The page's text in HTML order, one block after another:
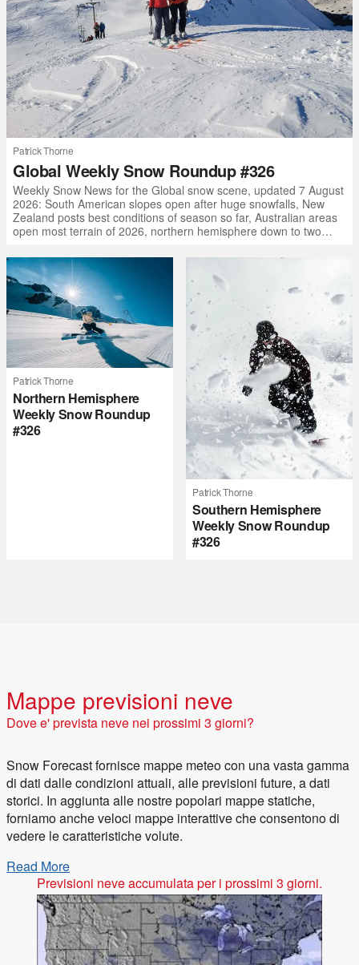
Patrick Thorne
Global Weekly Snow Roundup #326
Weekly Snow News for the Global snow scene, updated 7 August
2026: South American slopes open after huge snowfalls, New
Zealand posts best conditions of season so far, Australian areas
open most terrain of 2026, northern hemisphere down to two
Patrick Thorne
Northern Hemisphere
Weekly Snow Roundup
#326
Patrick Thorne
Southern Hemisphere
Weekly Snow Roundup
#326
Mappe previsioni neve
dove e' prevista neve nei prossimi 3 giorni?
Snow Forecast fornisce mappe meteo con una vasta gamma
di dati dalle condizioni attuali, alle previsioni future, a dati
storici. In aggiunta alle nostre popolari mappe statiche,
forniamo anche veloci mappe interattive che consentono di
vedere le caratteristiche volute.
Read More
Previsioni neve accumulata per i prossimi 3 giorni.